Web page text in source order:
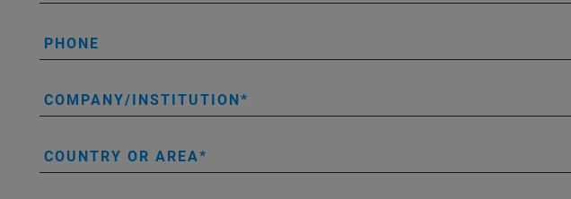
PHONE
COMPANY/INSTITUTION
COUNTRY OR AREA